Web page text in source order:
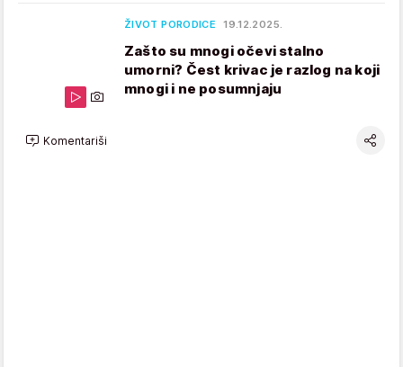
ŽIVOT PORODICE 19.12.2025.
Zašto su mnogi očevi stalno
umorni? Čest krivac je razlog na koji
mnogi i ne posumnjaju
Komentariši